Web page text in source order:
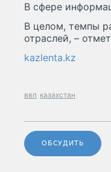
В сфере
В целом, темпы
отраслей, –
kazlenta.kz
ввп казахстан
ОБСУДИТЬ